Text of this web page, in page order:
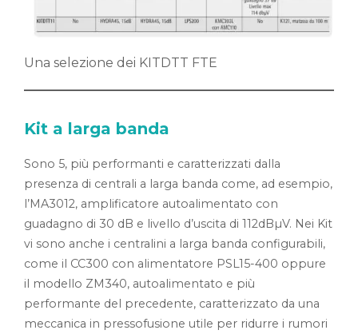
Una selezione dei KITDTT FTE
Kit a larga banda
Sono 5, più performanti e caratterizzati dalla
presenza di centrali a larga banda come, ad esempio,
l’MA3012, amplificatore autoalimentato con
guadagno di 30 dB e livello d’uscita di 112dBµV. Nei Kit
vi sono anche i centralini a larga banda configurabili,
come il CC300 con alimentatore PSL15-400 oppure
il modello ZM340, autoalimentato e più
performante del precedente, caratterizzato da una
meccanica in pressofusione utile per ridurre i rumori